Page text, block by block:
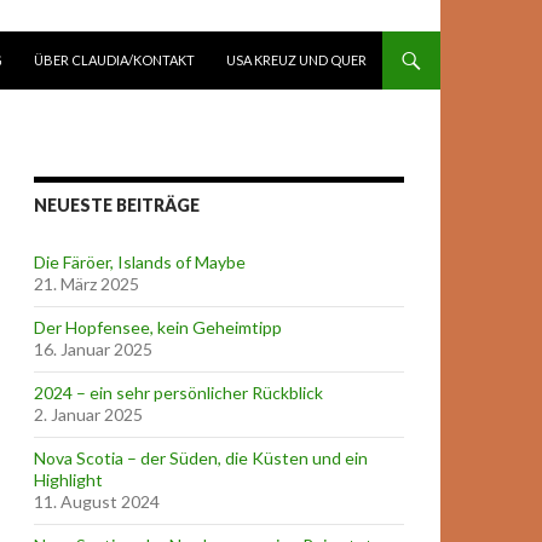
ÜBER CLAUDIA/KONTAKT USA KREUZ UND QUER
NEUESTE BEITRÄGE
Die Färöer, Islands of Maybe
21. März 2025
Der Hopfensee, kein Geheimtipp
16. Januar 2025
2024 – ein sehr persönlicher Rückblick
2. Januar 2025
Nova Scotia – der Süden, die Küsten und ein
Highlight
11. August 2024